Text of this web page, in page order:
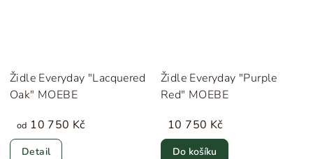
Židle Everyday "Lacquered
Oak" MOEBE
od 10 750 Kč
Detail
Židle Everyday "Purple
Red" MOEBE
10 750 Kč
Do košíku